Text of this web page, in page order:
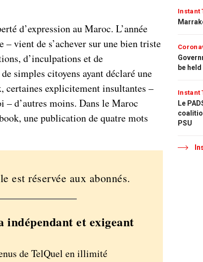
d’expression au Maroc. L’année
– vient de s’achever sur une bien triste
d’inculpations et de
simples citoyens ayant déclaré une
certaines explicitement insultantes –
– d’autres moins. Dans le Maroc
une publication de quatre mots
est réservée aux abonnés.
indépendant et exigeant
de TelQuel en illimité
Instant
be
Instant
Le
PSU